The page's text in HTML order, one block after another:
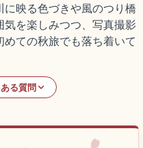
映る色づきや風のつり橋
を楽しみつつ、写真撮影
ての秋旅でも落ち着いて
る質問